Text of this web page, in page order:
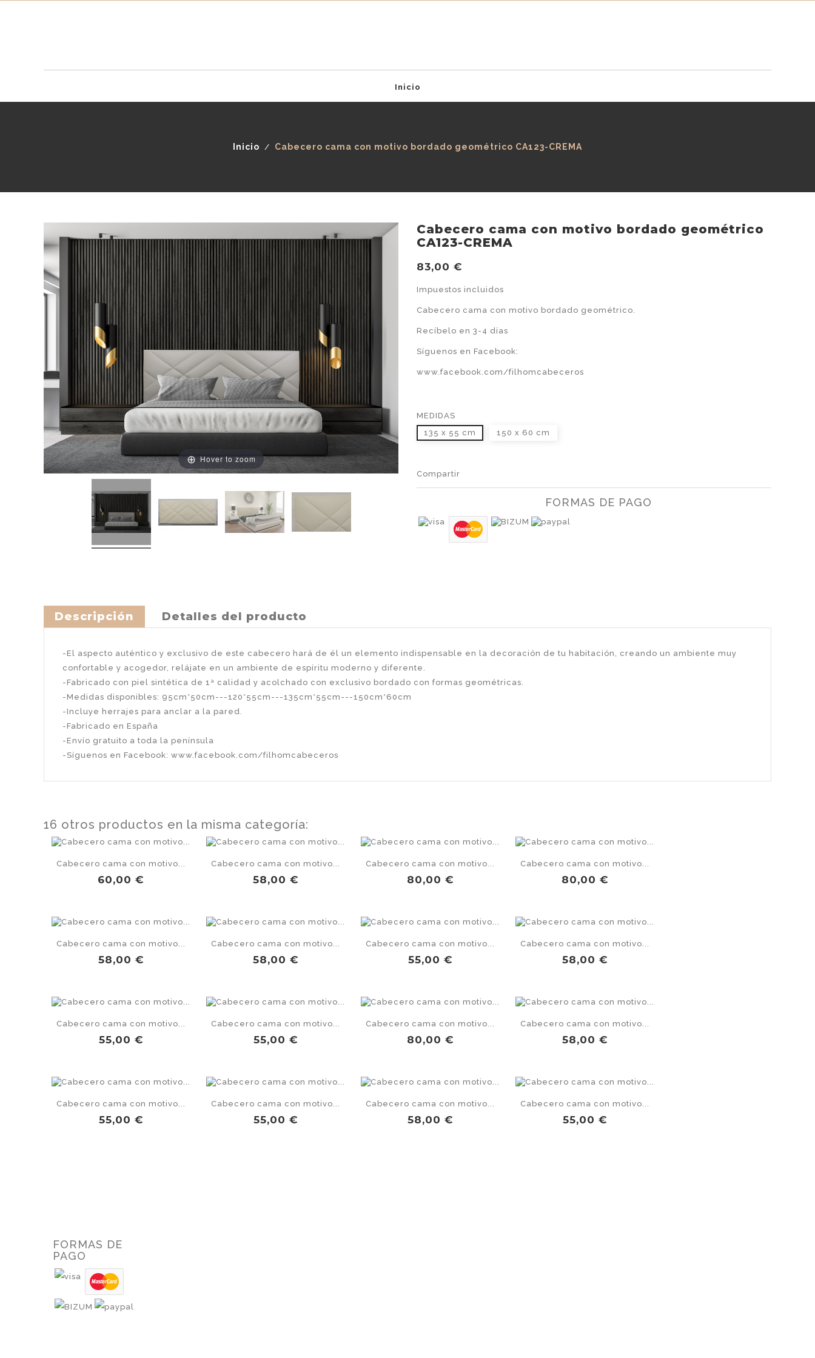
Inicio
Inicio Cabecero cama con motivo bordado geométrico CA123-CREMA
Hover to zoom
Cabecero cama con motivo bordado geométrico
CA123-CREMA
83,00 €
Impuestos incluidos
Cabecero cama con motivo bordado geométrico.
Recíbelo en 3-4 días
Síguenos en Facebook:
www.facebook.com/filhomcabeceros
MEDIDAS
135 x 55 cm
150 x 60 cm
Compartir
FORMAS DE PAGO
Descripción Detalles del producto
-El aspecto auténtico y exclusivo de este cabecero hará de él un elemento indispensable en la decoración de tu habitación, creando un ambiente muy
confortable y acogedor, relájate en un ambiente de espíritu moderno y diferente.
-Fabricado con piel sintética de 1ª calidad y acolchado con exclusivo bordado con formas geométricas.
-Medidas disponibles: 95cm*50cm---120*55cm---135cm*55cm---150cm*60cm
-Incluye herrajes para anclar a la pared.
-Fabricado en España
-Envío gratuito a toda la península
-Síguenos en Facebook: www.facebook.com/filhomcabeceros
16 otros productos en la misma categoría:
Cabecero cama con motivo...
Precio
60,00 €
Cabecero cama con motivo...
Precio
58,00 €
Cabecero cama con motivo...
Precio
80,00 €
Cabecero cama con motivo...
Precio
80,00 €
Cabecero cama con motivo...
Precio
58,00 €
Cabecero cama con motivo...
Precio
58,00 €
Cabecero cama con motivo...
Precio
55,00 €
Cabecero cama con motivo...
Precio
58,00 €
Cabecero cama con motivo...
Precio
55,00 €
Cabecero cama con motivo...
Precio
55,00 €
Cabecero cama con motivo...
Precio
80,00 €
Cabecero cama con motivo...
Precio
58,00 €
Cabecero cama con motivo...
Precio
55,00 €
Cabecero cama con motivo...
Precio
55,00 €
Cabecero cama con motivo...
Precio
58,00 €
Cabecero cama con motivo...
Precio
55,00 €
FORMAS DE
PAGO